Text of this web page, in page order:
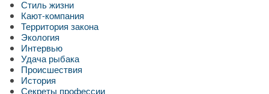
Стиль жизни
Кают-компания
Территория закона
Экология
Интервью
Удача рыбака
Происшествия
История
Секреты профессии